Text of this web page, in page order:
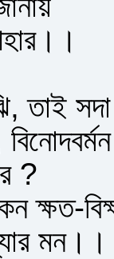
তাই
?
ক্ষত-
মন।।